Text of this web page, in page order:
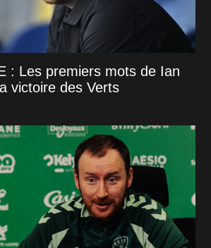
: Les premiers mots de Ian
victoire des Verts